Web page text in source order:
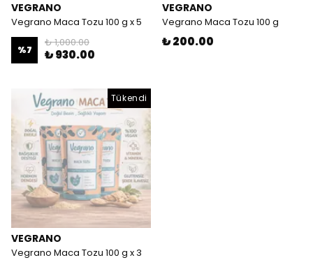
VEGRANO
Vegrano Maca Tozu 100 g x 5
%7
₺ 1,000.00
₺ 930.00
VEGRANO
Vegrano Maca Tozu 100 g
₺ 200.00
Tükendi
VEGRANO
Vegrano Maca Tozu 100 g x 3